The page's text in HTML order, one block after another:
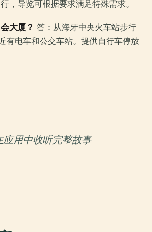
，导览可根据要求满足特殊需求。
大厦？ 答：从海牙中央火车站步行
有电车和公交车站。提供自行车停放
应用中收听完整故事